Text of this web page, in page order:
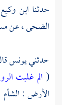
حدثنا ابن وكيع
الضحى ،عن
حدثنييونس
( الم غلبت
الأرض :